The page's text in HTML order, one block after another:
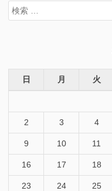
検
索
日 月 火
2 3 4
9 10 11
16 17 18
23 24 25